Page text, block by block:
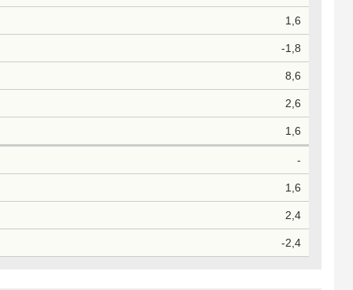
1,6
-1,8
8,6
2,6
1,6
-
1,6
2,4
-2,4